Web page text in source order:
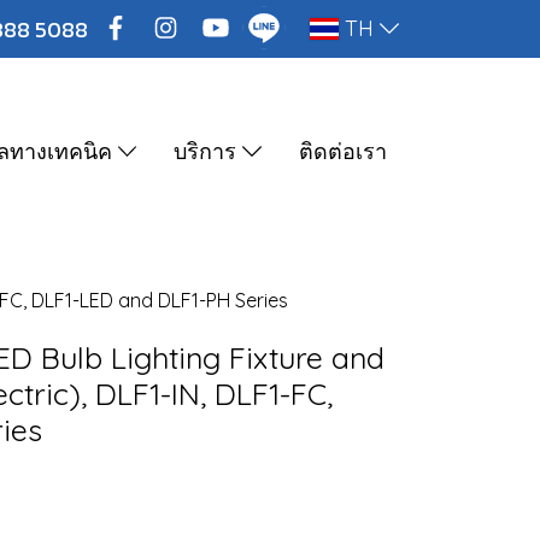
5088 TH
ทางเทคนิค บริการ ติดต่อเรา
DLF1-LED and DLF1-PH Series
Bulb Lighting Fixture and
DLF1-IN, DLF1-FC,